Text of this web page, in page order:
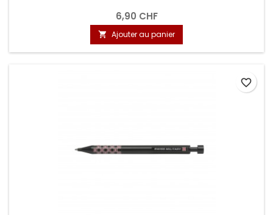
6,90 CHF
 Ajouter au panier
favorite_border